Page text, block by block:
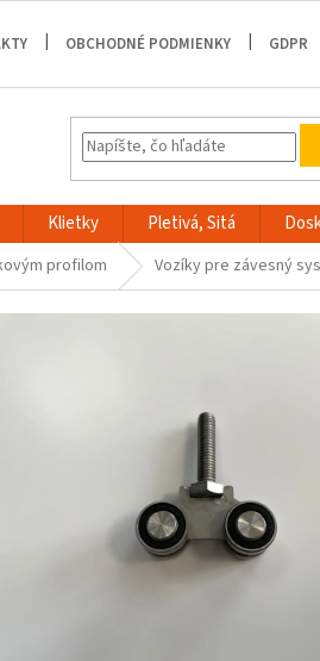
OBCHODNÉ PODMIENKY GDPR
Klietky Pletivá, Sitá
profilom Vozíky pre závesný